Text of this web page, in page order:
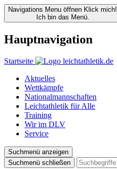
Navigations Menu öffnen Klick mich!
Ich bin das Menü.
Hauptnavigation
Startseite
Aktuelles
Wettkämpfe
Nationalmannschaften
Leichtathletik für Alle
Training
Wir im DLV
Service
Suchmenü anzeigen
Suchmenü schließen